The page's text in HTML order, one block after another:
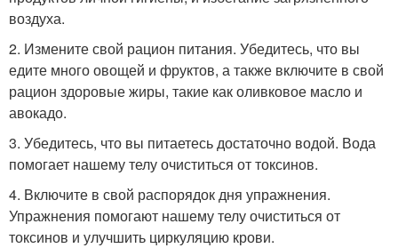
воздуха.
2. Измените свой рацион питания. Убедитесь, что вы
едите много овощей и фруктов, а также включите в свой
рацион здоровые жиры, такие как оливковое масло и
авокадо.
3. Убедитесь, что вы питаетесь достаточно водой. Вода
помогает нашему телу очиститься от токсинов.
4. Включите в свой распорядок дня упражнения.
Упражнения помогают нашему телу очиститься от
токсинов и улучшить циркуляцию крови.